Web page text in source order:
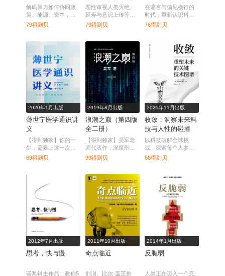
解码算力如何协同政
策、能源、资本，重
构产业规则与城市未
来。
79得到贝
理性审视人类灭绝、
延寿与意识上传等预
测，重拾面对未来的
清醒与乐观。
79得到贝
在谣言与偏见横行的
时代，重新认识科学
与理性。
76得到贝
2020年1月出版
薄世宁医学通识讲
义
【得到独家】你的一
生，需要上这一次医
学院。
69得到贝
2019年8月出版
浪潮之巅（第四版
全二册）
【得到独家】吴军老
师代表作，深度剖析
信息产业，掌握下一
99得到贝
2025年11月出版
收敛：洞察未来科
技与人性的碰撞
以科技破解全球挑
战，探索每个人参与
未来变革的可能。
68得到贝
2012年7月出版
思考，快与慢
诺奖得主作品，教你5
2011年10月出版
奇点临近
刘润、比尔·盖茨推
2014年1月出版
反脆弱
人类正在迈入一个充